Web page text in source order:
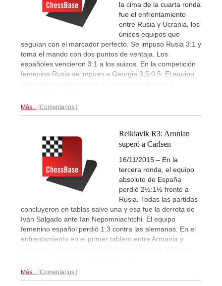
la cima de la cuarta ronda
fue el enfrentamiento
entre Rusia y Ucrania, los
únicos equipos que
seguían con el marcador perfecto. Se impuso Rusia 3:1 y
toma el mando con dos puntos de ventaja. Los
españoles vencieron 3:1 a los suizos. En la competición
femenina Rusia se impuso a Georgia 3,5:0,5. El equipo
Más... Comentarios
Reikiavik R3: Aronian
superó a Carlsen
16/11/2015 – En la
tercera ronda, el equipo
absoluto de España
perdió 2½:1½ frente a
Rusia. Todas las partidas
concluyeron en tablas salvo una y esa fue la derrota de
Iván Salgado ante Ian Nepomniachtchi. El equipo
femenino español perdió 1:3 contra las alemanas. En el
enfrentamiento en el primer tablero entre Armania y
Más... Comentarios